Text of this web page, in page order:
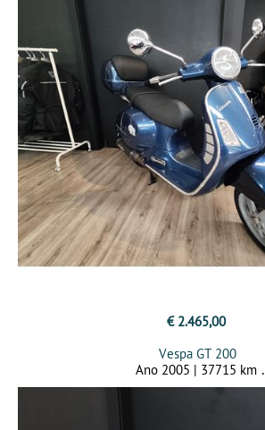
€ 2.465,00
Vespa GT 200
Ano 2005 | 37715 km